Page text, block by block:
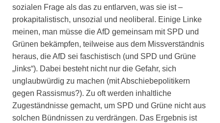
sozialen Frage als das zu entlarven, was sie ist –
prokapitalistisch, unsozial und neoliberal. Einige Linke
meinen, man müsse die AfD gemeinsam mit SPD und
Grünen bekämpfen, teilweise aus dem Missverständnis
heraus, die AfD sei faschistisch (und SPD und Grüne
„links“). Dabei besteht nicht nur die Gefahr, sich
unglaubwürdig zu machen (mit Abschiebepolitikern
gegen Rassismus?). Zu oft werden inhaltliche
Zugeständnisse gemacht, um SPD und Grüne nicht aus
solchen Bündnissen zu verdrängen. Das Ergebnis ist